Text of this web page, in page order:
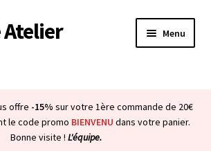
Menu
Ouvrir
offre -15% sur votre 1ère commande de 20€
le code promo BIENVENU dans votre panier.
Bonne visite ! L'équipe.